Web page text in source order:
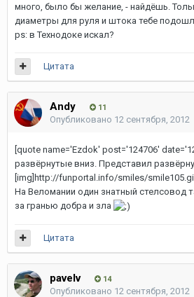
много, было бы желание, - найдёшь.
диаметры для руля и штока тебе
ps: в Технодоке искал?
Цитата
Andy 11
Опубликовано 12 сентября, 2012
[quote name='Ezdok' post='124706'
развёрнутые вниз. Представил
[img]http://funportal.info/smiles/
На Веломании один знатный стелсовод
за гранью добра и зла
Цитата
pavelv 14
Опубликовано 12 сентября, 2012